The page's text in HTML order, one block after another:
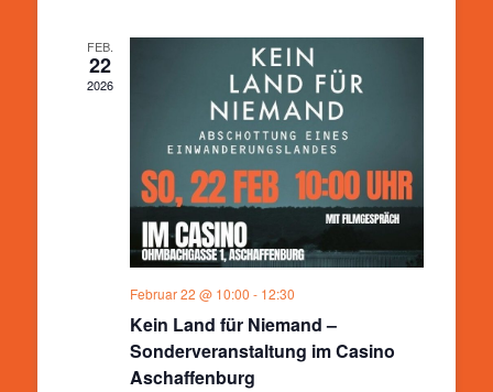
Navigation
FEB.
22
2026
Februar 22 @ 10:00 - 12:30
Kein Land für Niemand –
Sonderveranstaltung im Casino
Aschaffenburg